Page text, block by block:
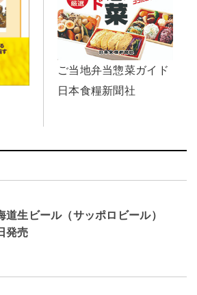
ご当地弁当惣菜ガイド
日本食糧新聞社
生ビール（サッポロビール）
発売